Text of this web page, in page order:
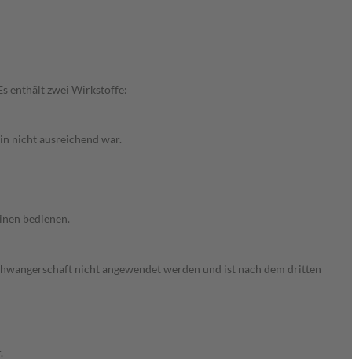
enthält zwei Wirkstoffe:
nicht ausreichend war.
bedienen.
nicht angewendet werden und ist nach dem dritten